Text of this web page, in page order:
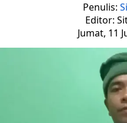
Penulis:
Editor:
Jumat, 11